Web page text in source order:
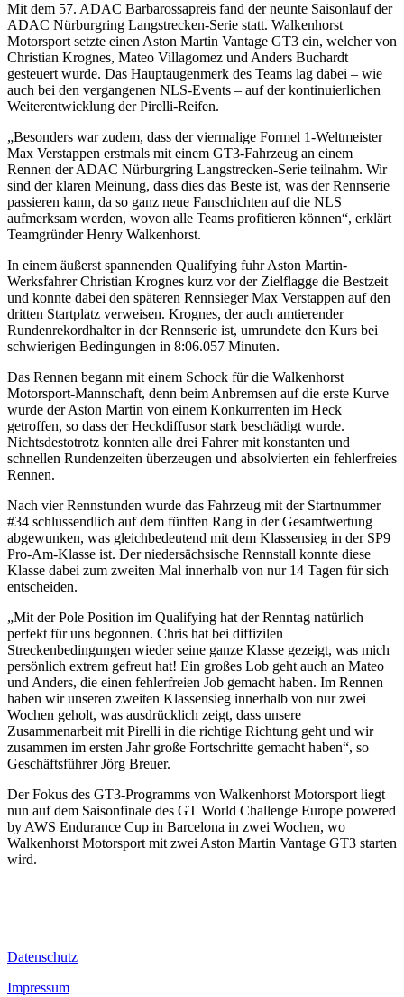
Mit dem 57. ADAC Barbarossapreis fand der neunte Saisonlauf der
ADAC Nürburgring Langstrecken-Serie statt. Walkenhorst
Motorsport setzte einen Aston Martin Vantage GT3 ein, welcher von
Christian Krognes, Mateo Villagomez und Anders Buchardt
gesteuert wurde. Das Hauptaugenmerk des Teams lag dabei – wie
auch bei den vergangenen NLS-Events – auf der kontinuierlichen
Weiterentwicklung der Pirelli-Reifen.
„Besonders war zudem, dass der viermalige Formel 1-Weltmeister
Max Verstappen erstmals mit einem GT3-Fahrzeug an einem
Rennen der ADAC Nürburgring Langstrecken-Serie teilnahm. Wir
sind der klaren Meinung, dass dies das Beste ist, was der Rennserie
passieren kann, da so ganz neue Fanschichten auf die NLS
aufmerksam werden, wovon alle Teams profitieren können“, erklärt
Teamgründer Henry Walkenhorst.
In einem äußerst spannenden Qualifying fuhr Aston Martin-
Werksfahrer Christian Krognes kurz vor der Zielflagge die Bestzeit
und konnte dabei den späteren Rennsieger Max Verstappen auf den
dritten Startplatz verweisen. Krognes, der auch amtierender
Rundenrekordhalter in der Rennserie ist, umrundete den Kurs bei
schwierigen Bedingungen in 8:06.057 Minuten.
Das Rennen begann mit einem Schock für die Walkenhorst
Motorsport-Mannschaft, denn beim Anbremsen auf die erste Kurve
wurde der Aston Martin von einem Konkurrenten im Heck
getroffen, so dass der Heckdiffusor stark beschädigt wurde.
Nichtsdestotrotz konnten alle drei Fahrer mit konstanten und
schnellen Rundenzeiten überzeugen und absolvierten ein fehlerfreies
Rennen.
Nach vier Rennstunden wurde das Fahrzeug mit der Startnummer
#34 schlussendlich auf dem fünften Rang in der Gesamtwertung
abgewunken, was gleichbedeutend mit dem Klassensieg in der SP9
Pro-Am-Klasse ist. Der niedersächsische Rennstall konnte diese
Klasse dabei zum zweiten Mal innerhalb von nur 14 Tagen für sich
entscheiden.
„Mit der Pole Position im Qualifying hat der Renntag natürlich
perfekt für uns begonnen. Chris hat bei diffizilen
Streckenbedingungen wieder seine ganze Klasse gezeigt, was mich
persönlich extrem gefreut hat! Ein großes Lob geht auch an Mateo
und Anders, die einen fehlerfreien Job gemacht haben. Im Rennen
haben wir unseren zweiten Klassensieg innerhalb von nur zwei
Wochen geholt, was ausdrücklich zeigt, dass unsere
Zusammenarbeit mit Pirelli in die richtige Richtung geht und wir
zusammen im ersten Jahr große Fortschritte gemacht haben“, so
Geschäftsführer Jörg Breuer.
Der Fokus des GT3-Programms von Walkenhorst Motorsport liegt
nun auf dem Saisonfinale des GT World Challenge Europe powered
by AWS Endurance Cup in Barcelona in zwei Wochen, wo
Walkenhorst Motorsport mit zwei Aston Martin Vantage GT3 starten
wird.
Datenschutz
Impressum